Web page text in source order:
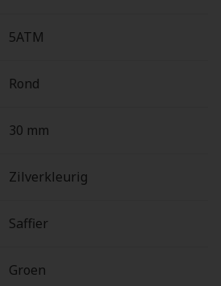
5ATM
Rond
30 mm
Zilverkleurig
Saffier
Groen